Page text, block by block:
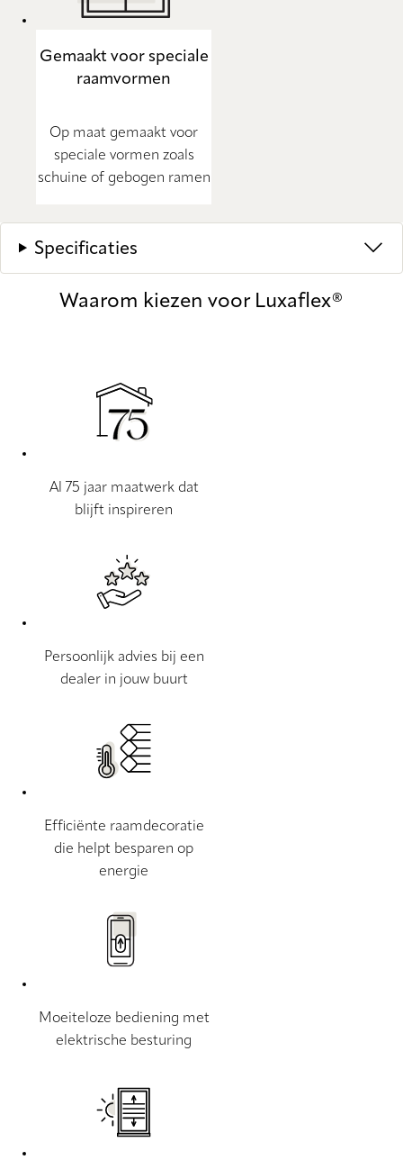
Gemaakt voor speciale
raamvormen
Op maat gemaakt voor
speciale vormen zoals
schuine of gebogen ramen
Specificaties
Waarom kiezen voor Luxaflex®
Al 75 jaar maatwerk dat
blijft inspireren
Persoonlijk advies bij een
dealer in jouw buurt
Efficiënte raamdecoratie
die helpt besparen op
energie
Moeiteloze bediening met
elektrische besturing